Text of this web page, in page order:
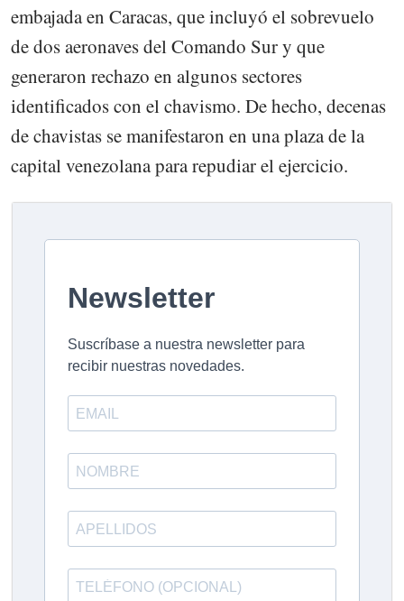
embajada en Caracas, que incluyó el sobrevuelo
de dos aeronaves del Comando Sur y que
generaron rechazo en algunos sectores
identificados con el chavismo. De hecho, decenas
de chavistas se manifestaron en una plaza de la
capital venezolana para repudiar el ejercicio.